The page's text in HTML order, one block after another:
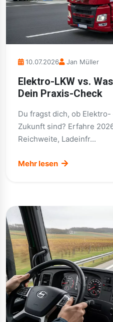
10.07.2026 Jan Müller
Elektro-LKW vs.
Dein Praxis-Check
Du fragst dich, ob
Zukunft sind? Erfahre
Reichweite, Ladeinfr...
Mehr lesen